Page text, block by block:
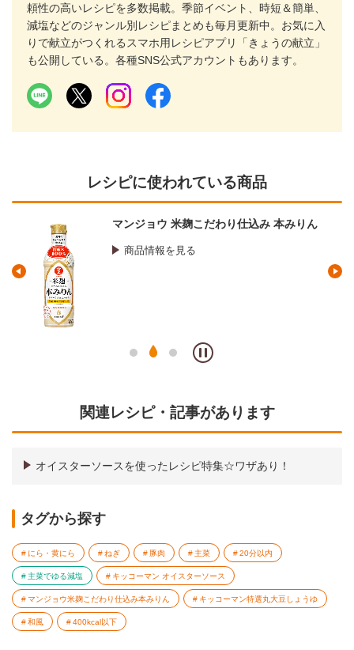
頼性の高いレシピを多数掲載。季節イベント、時短＆簡単、
減塩などのジャンル別レシピまとめも毎月更新中。お気に入
りで献立がつくれるスマホ用レシピアプリ「きょうの献立」
も公開している。各種SNS公式アカウントもあります。
レシピに使われている商品
マンジョウ 米麹こだわり仕込み 本みりん
商品情報を見る
関連レシピ・記事があります
オイスターソースを使ったレシピ特集☆ワザあり！
タグから探す
にら・黄にら ねぎ 豚肉 主菜 20分以内
主菜でゆる減塩 キッコーマン オイスターソース
マンジョウ米麹こだわり仕込み本みりん キッコーマン特選丸大豆しょうゆ
和風 400kcal以下